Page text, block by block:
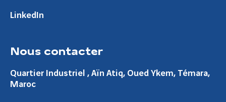
LinkedIn
Nous contacter
Quartier Industriel , Aïn Atiq, Oued Ykem, Témara,
Maroc